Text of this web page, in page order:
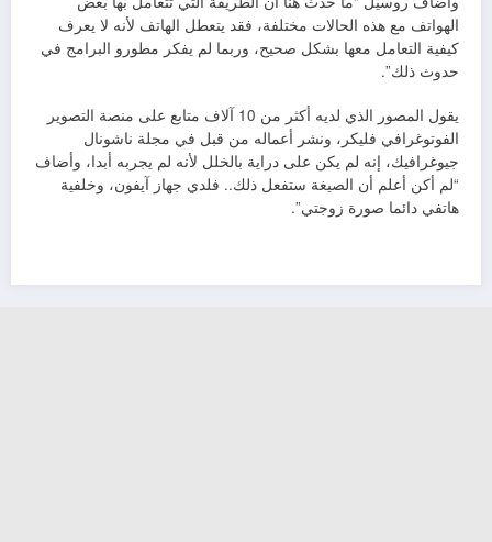
الهواتف مع هذه الحالات مختلفة، فقد يتعطل الهاتف لأنه لا يعرف
كيفية التعامل معها بشكل صحيح، وربما لم يفكر مطورو البرامج في
حدوث ذلك”.
يقول المصور الذي لديه أكثر من 10 آلاف متابع على منصة التصوير
الفوتوغرافي فليكر، ونشر أعماله من قبل في مجلة ناشونال
جيوغرافيك، إنه لم يكن على دراية بالخلل لأنه لم يجربه أبدا، وأضاف
“لم أكن أعلم أن الصيغة ستفعل ذلك.. فلدي جهاز آيفون، وخلفية
هاتفي دائما صورة زوجتي”.